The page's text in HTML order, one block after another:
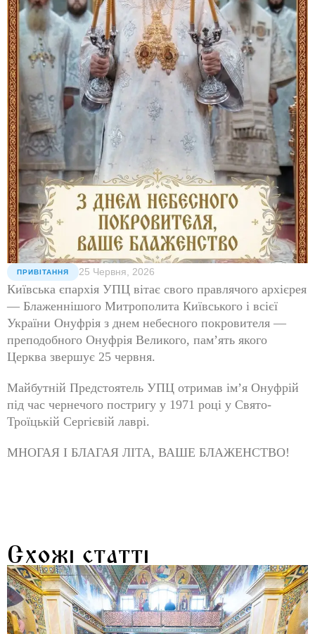
ПРИВІТАННЯ 25 Червня, 2026
Київська єпархія УПЦ вітає свого правлячого архієрея
— Блаженнішого Митрополита Київського і всієї
України Онуфрія з днем небесного покровителя —
преподобного Онуфрія Великого, пам’ять якого
Церква звершує 25 червня.
Майбутній Предстоятель УПЦ отримав ім’я Онуфрій
під час чернечого постригу у 1971 році у Свято-
Троїцькій Сергієвій лаврі.
МНОГАЯ І БЛАГАЯ ЛІТА, ВАШЕ БЛАЖЕНСТВО!
Схожі статті